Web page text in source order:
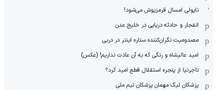
ناپولی امسال قرمزپوش می‌شود!
انفجار و حادثه دریایی در خلیج عدن
مصدومیت نگران‌کننده ستاره اینتر در دربی
امید عالیشاه و رنگی که به آن عادت نداریم! (عکس)
تاجرنیا از پنجره استقلال قطع امید کرد؟
پزشکان لیگ مهمان پزشکان تیم ملی